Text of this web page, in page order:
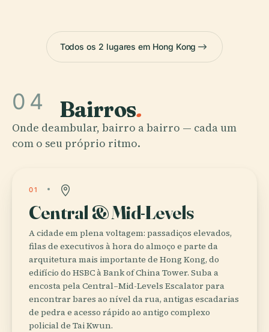
Todos os 2 lugares em Hong Kong
04 Bairros.
Onde deambular, bairro a bairro — cada um
com o seu próprio ritmo.
01
Central & Mid-Levels
A cidade em plena voltagem: passadiços elevados,
filas de executivos à hora do almoço e parte da
arquitetura mais importante de Hong Kong, do
edifício do HSBC à Bank of China Tower. Suba a
encosta pela Central–Mid-Levels Escalator para
encontrar bares ao nível da rua, antigas escadarias
de pedra e acesso rápido ao antigo complexo
policial de Tai Kwun.